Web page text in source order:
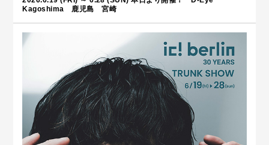
Kagoshima 鹿児島 宮崎